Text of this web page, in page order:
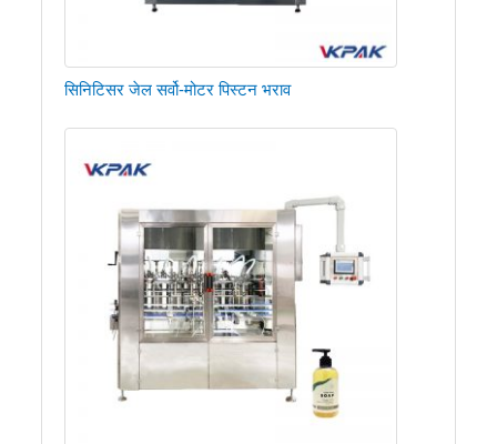
सिनिटिसर जेल सर्वो-मोटर पिस्टन भराव